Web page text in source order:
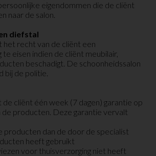
eigendommen die de cliënt
naar de salon.
diefstal
het recht van de cliënt een
eisen indien de cliënt meubilair,
beschadigt. De schoonheidssalon
bij de politie.
de cliënt één week (7 dagen) garantie op
de producten. Deze garantie vervalt
producten dan de door de specialist
heeft gebruikt
voor thuisverzorging niet heeft